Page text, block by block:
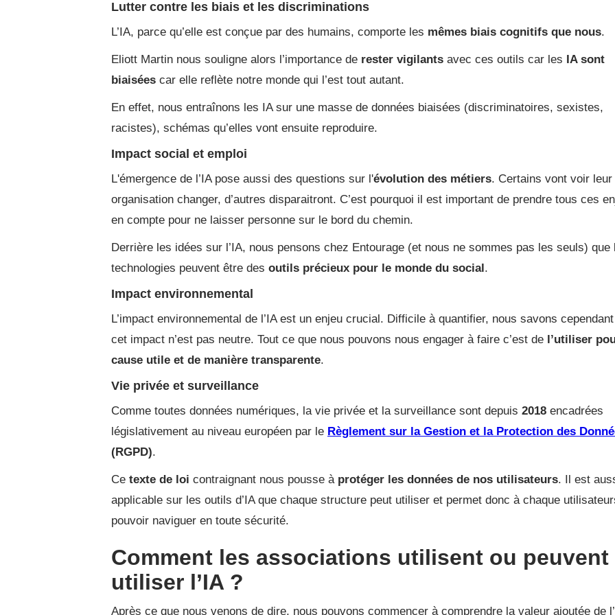
Lutter contre les biais et les discriminations
L’IA, parce qu’elle est conçue par des humains, comporte les mêmes biais cognitifs que nous.
Eliott Martin nous souligne alors l’importance de rester vigilants avec ces outils car les IA sont
biaisées car elle reflète notre monde qui l’est tout autant.
En effet, nous entraînons les IA sur une masse de données biaisées (discriminatoires, sexistes,
racistes), schémas qu’elles vont ensuite reproduire.
Impact social et emploi
L'émergence de l’IA pose aussi des questions sur l'évolution des métiers. Certains vont voir leur
organisation changer, d’autres disparaitront. C’est pourquoi il est important de prendre tous ces
en compte pour ne laisser personne sur le bord du chemin.
Derrière les idées sur l’IA, nous pensons chez Entourage (et nous ne sommes pas les seuls) que
technologies peuvent être des outils précieux pour le monde du social.
Impact environnemental
L’impact environnemental de l’IA est un enjeu crucial. Difficile à quantifier, nous savons
cet impact n’est pas neutre. Tout ce que nous pouvons nous engager à faire c’est de l’utiliser
cause utile et de manière transparente.
Vie privée et surveillance
Comme toutes données numériques, la vie privée et la surveillance sont depuis 2018 encadrées
législativement au niveau européen par le Règlement sur la Gestion et la Protection des
(RGPD).
Ce texte de loi contraignant nous pousse à protéger les données de nos utilisateurs. Il est
applicable sur les outils d’IA que chaque structure peut utiliser et permet donc à chaque
pouvoir naviguer en toute sécurité.
Comment les associations utilisent ou peuvent
utiliser l’IA ?
Après ce que nous venons de dire, nous pouvons commencer à comprendre la valeur ajoutée de